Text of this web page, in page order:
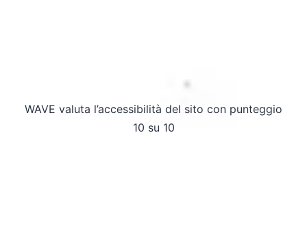
WAVE valuta l’accessibilità del sito con punteggio
10 su 10